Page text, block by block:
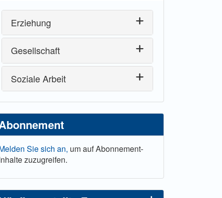
Erziehung
Gesellschaft
Soziale Arbeit
Sie sich an, um auf Abonnement-
zuzugreifen.